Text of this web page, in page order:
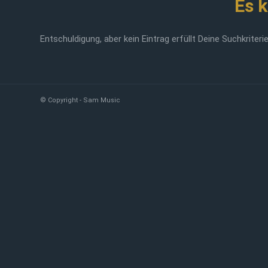
Es
Entschuldigung, aber kein Eintrag erfüllt Deine
© Copyright - Sam Music